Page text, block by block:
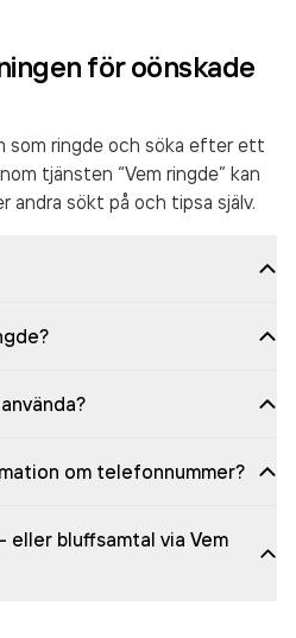
för oönskade
som ringde och söka efter ett
tjänsten “Vem ringde” kan
andra sökt på och tipsa själv.
om telefonnummer?
eller bluffsamtal via Vem